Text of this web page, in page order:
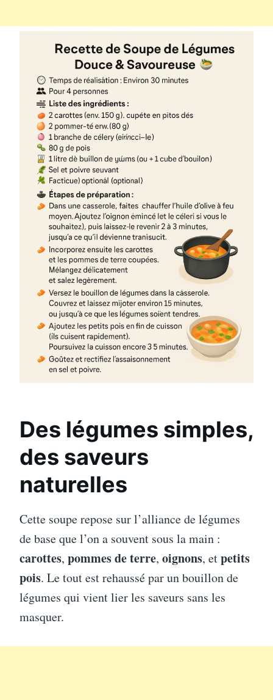
Des légumes simples,
des saveurs
naturelles
Cette soupe repose sur l’alliance de légumes
de base que l’on a souvent sous la main :
carottes, pommes de terre, oignons, etpetits
pois. Le tout est rehaussé par un bouillon de
légumes qui vient lier les saveurs sans les
masquer.